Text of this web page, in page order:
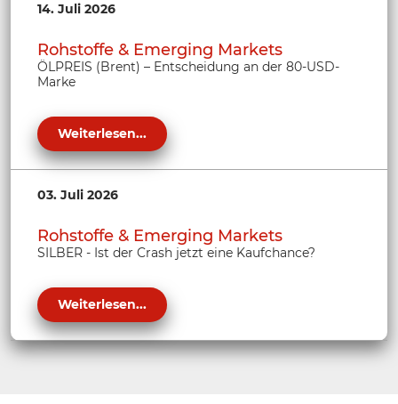
14. Juli 2026
Rohstoffe & Emerging Markets
ÖLPREIS (Brent) – Entscheidung an der 80-USD-
Marke
Weiterlesen...
03. Juli 2026
Rohstoffe & Emerging Markets
SILBER - Ist der Crash jetzt eine Kaufchance?
Weiterlesen...